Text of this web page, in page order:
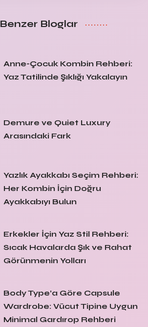
Benzer Bloglar
Anne-Çocuk Kombin Rehberi:
Yaz Tatilinde Şıklığı Yakalayın
Demure ve Quiet Luxury
Arasındaki Fark
Yazlık Ayakkabı Seçim Rehberi:
Her Kombin İçin Doğru
Ayakkabıyı Bulun
Erkekler İçin Yaz Stil Rehberi:
Sıcak Havalarda Şık ve Rahat
Görünmenin Yolları
Body Type’a Göre Capsule
Wardrobe: Vücut Tipine Uygun
Minimal Gardırop Rehberi